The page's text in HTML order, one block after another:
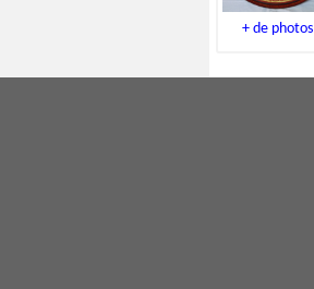
+ de photos